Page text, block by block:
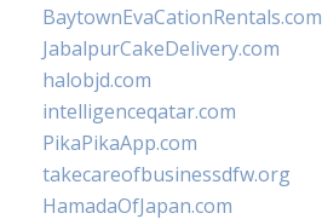
BaytownEvaCationRentals.com
JabalpurCakeDelivery.com
halobjd.com
intelligenceqatar.com
PikaPikaApp.com
takecareofbusinessdfw.org
HamadaOfJapan.com